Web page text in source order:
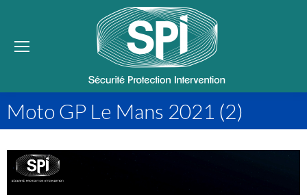
Moto GP Le Mans 2021 (2)
Lecteur
vidéo